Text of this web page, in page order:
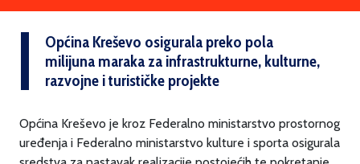
Općina Kreševo osigurala preko pola
milijuna maraka za infrastrukturne, kulturne,
razvojne i turističke projekte
Općina Kreševo je kroz Federalno ministarstvo prostornog
uređenja i Federalno ministarstvo kulture i sporta osigurala